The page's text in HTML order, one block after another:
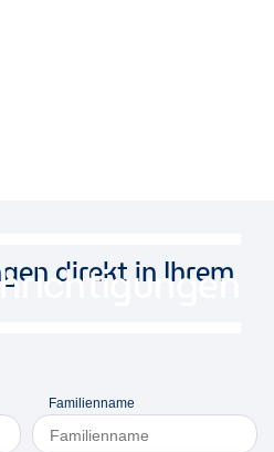
direkt in Ihrem
Familienname